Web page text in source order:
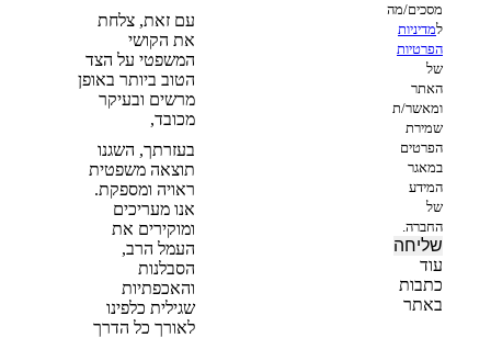
עם זאת, צלחת
את הקושי
המשפטי על הצד
הטוב ביותר באופן
מרשים ובעיקר
מכובד,
בעזרתך, השגנו
תוצאה משפטית
ראויה ומספקת.
אנו מעריכים
ומוקירים את
העמל הרב,
הסבלנות
והאכפתיות
שגילית כלפינו
לאורך כל הדרך
מסכים/מה
למדיניות
הפרטיות
של
האתר
ומאשר/ת
שמירת
הפרטים
במאגר
המידע
של
החברה.
עוד
כתבות
באתר